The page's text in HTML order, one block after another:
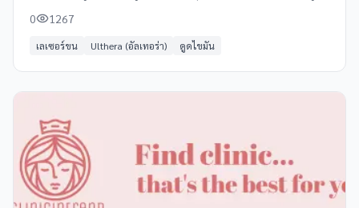
0 1267
เลเซอร์ขน Ulthera (อัลเทอร่า) ดูดไขมัน